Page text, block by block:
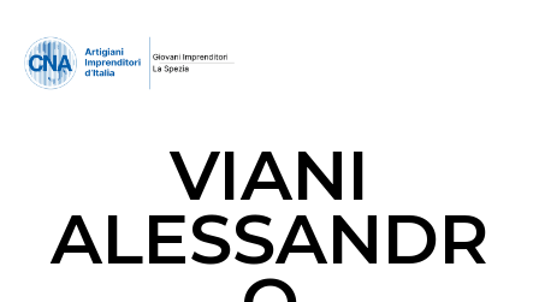
VIANI
ALESSANDR